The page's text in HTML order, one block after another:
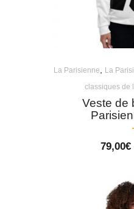
La Parisienne La
classiques de
Veste de
79,00€